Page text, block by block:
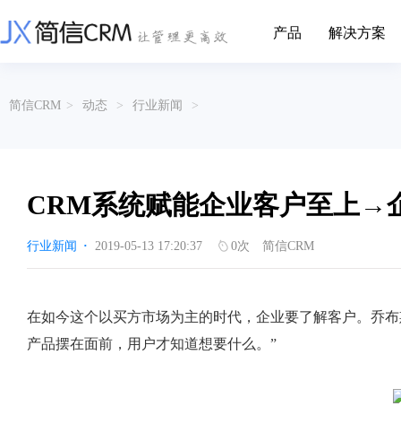
产品
营销云
从营销获客到商机转化的全流程管理
渠道云
融合分公司、经销商、总部伙伴管理
涵盖多种售前/后服务元素功能和接入
服务云
解决方案
挖现有客户价值以及开发更多新...
的现代化管理
传媒企业自身由于数字化传媒的发
展，对其内部控制建设和完善也是...
进装修行业往
互联网等相关信息技术的发展是支撑
互联网金融模式发展的基石，给...
通过数字化方
帮助文档
以CRM产品为基础的功能点
关于简信
免责声明
简信CRM > 动态 > 行业新闻 >
CRM系统赋能企业客户至上→
行业新闻 · 2019-05-13 17:20:37 0次 简信CRM
在如今这个以买方市场为主的时代，企业要了解客户。乔
产品摆在面前，用户才知道想要什么。”